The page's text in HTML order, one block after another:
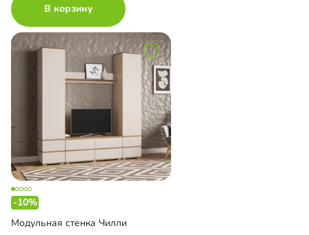
В корзину
-10%
Модульная стенка Чилли